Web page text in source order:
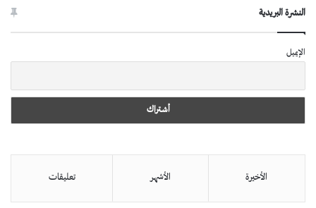
النشرة البريدية
الإيميل
الأخيرة الأشهر تعليقات